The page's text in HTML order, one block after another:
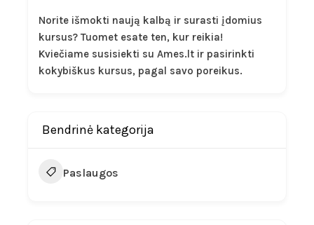
Norite išmokti naują kalbą ir surasti įdomius
kursus? Tuomet esate ten, kur reikia!
Kviečiame susisiekti su Ames.lt ir pasirinkti
kokybiškus kursus, pagal savo poreikus.
Bendrinė kategorija
Paslaugos